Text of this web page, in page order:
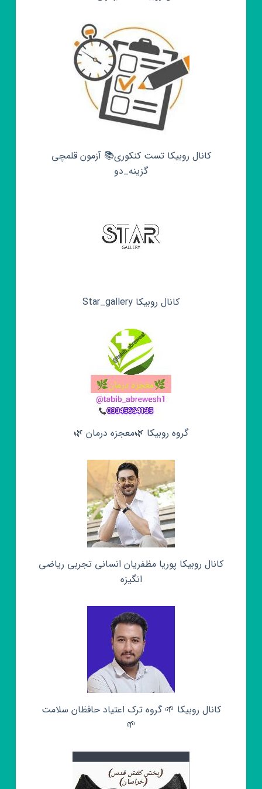
کانال روبیکا تست کنکوری📚 آزمون قلمچی‌‌
گزینه_دو
کانال روبیکا Star_gallery
گروه روبیکا 🌿معجزه درمان 🌿
کانال روبیکا پوریا مظفریان انسانی تجربی ریاضی
انگیزه
کانال روبیکا 🌱 گروه ترک اعتیاد حافظان سلامت
🌱